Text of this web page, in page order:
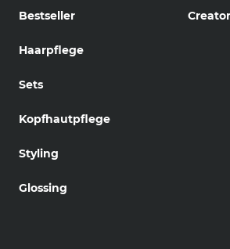
Bestseller
Haarpflege
Sets
Kopfhautpflege
Styling
Glossing